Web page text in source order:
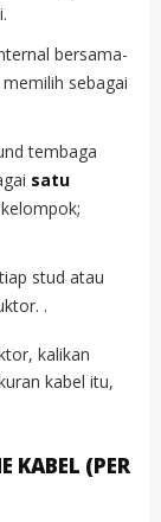
bersama-
sebagai
tembaga
satu
stud atau
.
kalikan
kabel itu,
KABEL (PER